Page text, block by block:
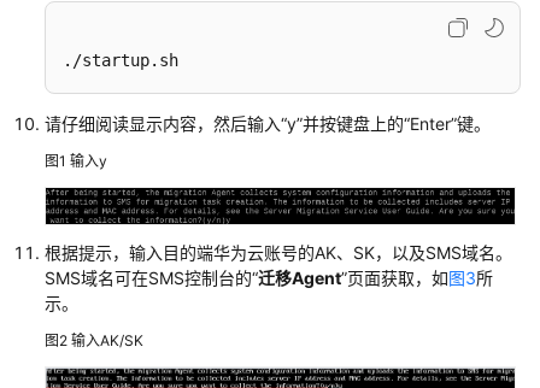
云
本
Windows
服
务
器
的
分
区
./startup.sh
请仔细阅读显示内容，然后输入“y”并按键盘上的“Enter”键。
图1 输入y
根据提示，输入目的端华为云账号的AK、SK，以及SMS域名。
SMS域名可在SMS控制台的“迁移Agent”页面获取，如图3所
示。
图2 输入AK/SK